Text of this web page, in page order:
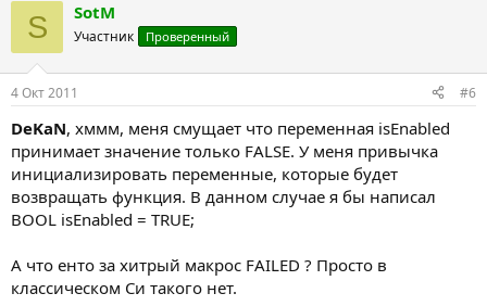
S SotM
Участник Проверенный
4 Окт 2011 #6
DeKaN, хммм, меня смущает что переменная isEnabled
принимает значение только FALSE. У меня привычка
инициализировать переменные, которые будет
возвращать функция. В данном случае я бы написал
BOOL isEnabled = TRUE;
А что енто за хитрый макрос FAILED ? Просто в
классическом Си такого нет.